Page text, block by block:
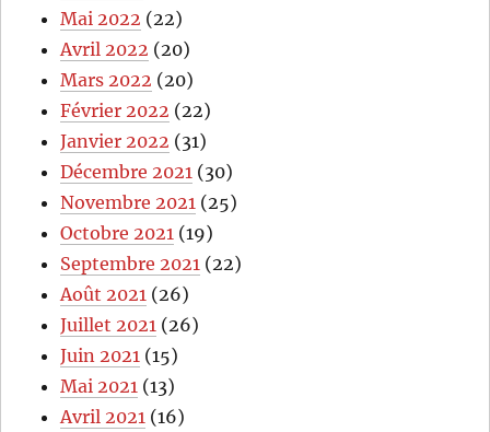
Mai 2022 (22)
Avril 2022 (20)
Mars 2022 (20)
Février 2022 (22)
Janvier 2022 (31)
Décembre 2021 (30)
Novembre 2021 (25)
Octobre 2021 (19)
Septembre 2021 (22)
Août 2021 (26)
Juillet 2021 (26)
Juin 2021 (15)
Mai 2021 (13)
Avril 2021 (16)